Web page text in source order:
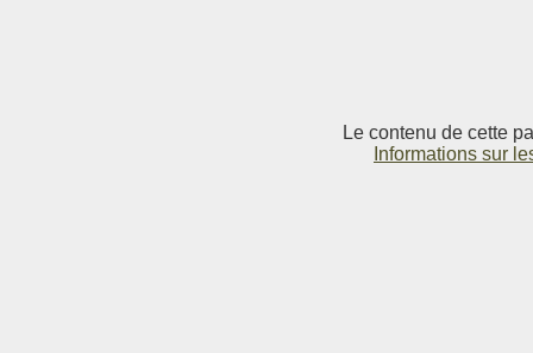
Le contenu de cette
Informations sur